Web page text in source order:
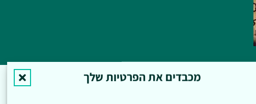
מכבדים את הפרטיות שלך